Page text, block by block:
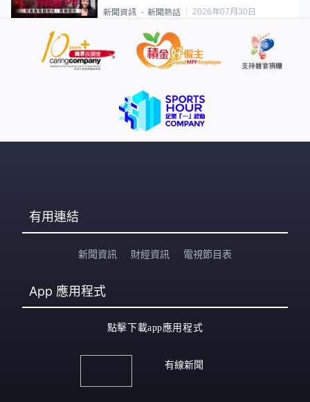
要保護其他人
新聞資訊 新聞熱話 2026年07月30日
有用連結
新聞資訊 財經資訊 電視節目表
App 應用程式
點擊下載app應用程式
有線新聞